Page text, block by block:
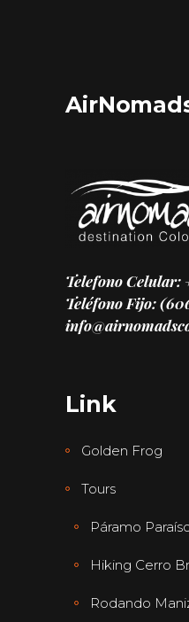
Telefono Celular:
Teléfono Fijo:
Link
Golden Frog
Tours
Páramo
Hiking Cerro
Rodando